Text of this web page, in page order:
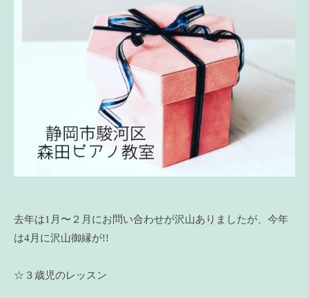
去年は1月〜２月にお問い合わせが沢山ありましたが、今年
は4月に沢山御縁が!!
☆３歳児のレッスン